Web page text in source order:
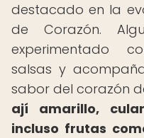
destacado en la
de Corazón.
experimentado
salsas y
sabor del corazón
ají amarillo,
incluso frutas